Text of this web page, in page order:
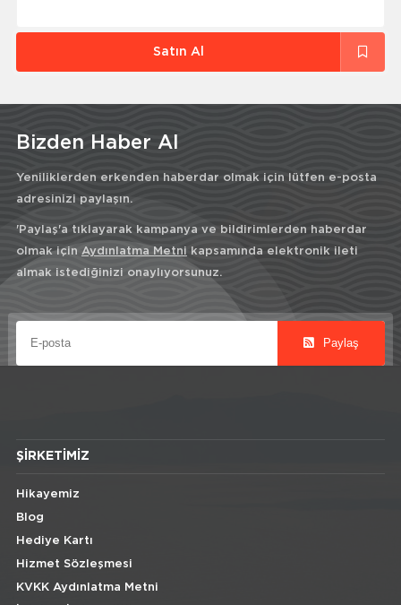
Satın Al
Bizden Haber Al
Yeniliklerden erkenden haberdar olmak için lütfen e-posta
adresinizi paylaşın.
'Paylaş'a tıklayarak kampanya ve bildirimlerden haberdar
olmak için Aydınlatma Metni kapsamında elektronik ileti
almak istediğinizi onaylıyorsunuz.
Paylaş
ŞIRKETIMIZ
Hikayemiz
Blog
Hediye Kartı
Hizmet Sözleşmesi
KVKK Aydınlatma Metni